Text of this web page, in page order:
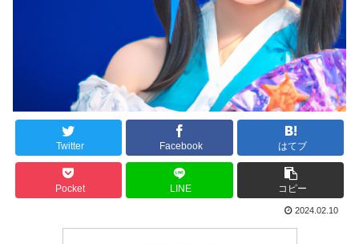
Twitter Facebook はてブ
Pocket LINE コピー
2024.02.10